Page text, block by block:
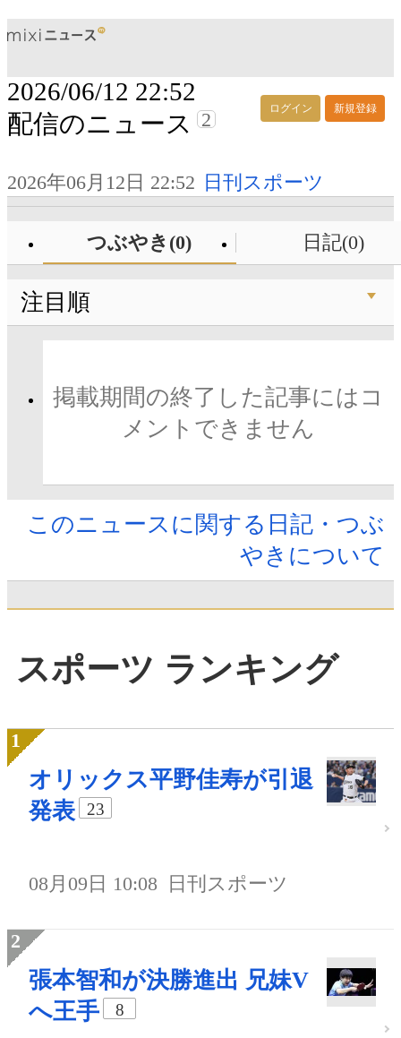
ログイン 新規登録
2026/06/12 22:52
配信のニュース
2
2026年06月12日 22:52 日刊スポーツ
つぶやき(0) 日記(0)
注目順
掲載期間の終了した記事にはコ
メントできません
このニュースに関する日記・つぶ
やきについて
スポーツ ランキング
オリックス平野佳寿が引退
発表
23
08月09日 10:08 日刊スポーツ
張本智和が決勝進出 兄妹V
へ王手
8